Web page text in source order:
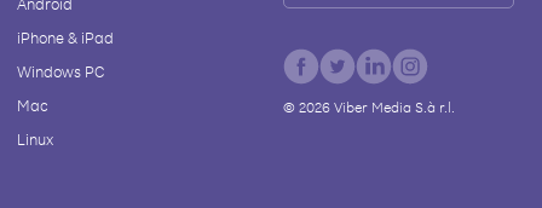
iPhone & iPad
Windows PC
Mac
Linux
© 2026Viber Media S.à r.l.